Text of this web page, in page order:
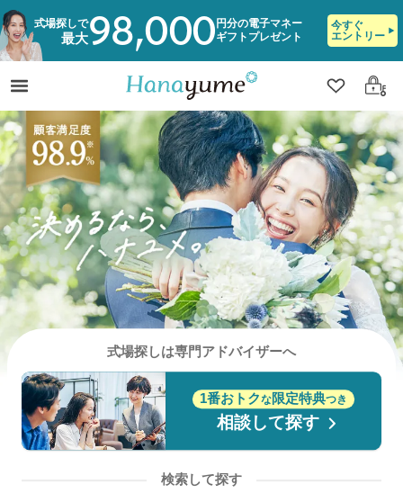
式場探しで
最大98,000 円分の電子マネー
ギフトプレゼント
今すぐ
エントリー
クリップ
ログ
式場探しは専門アドバイザーへ
1番おトクな限定特典つき
相談して探す
検索して探す